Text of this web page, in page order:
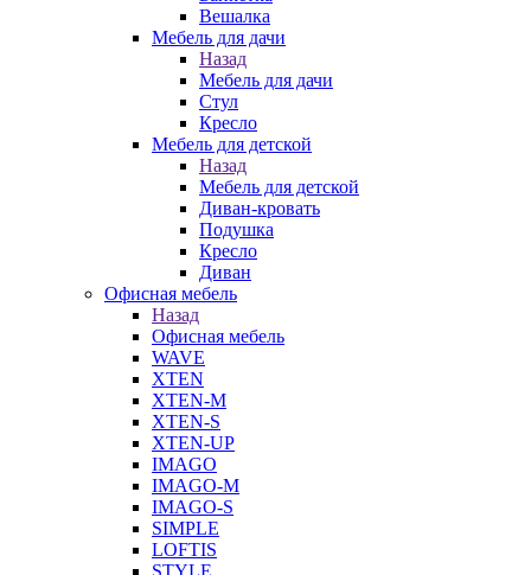
Вешалка
Мебель для дачи
Назад
Мебель для дачи
Стул
Кресло
Мебель для детской
Назад
Мебель для детской
Диван-кровать
Подушка
Кресло
Диван
Офисная мебель
Назад
Офисная мебель
WAVE
XTEN
XTEN-M
XTEN-S
XTEN-UP
IMAGO
IMAGO-M
IMAGO-S
SIMPLE
LOFTIS
STYLE